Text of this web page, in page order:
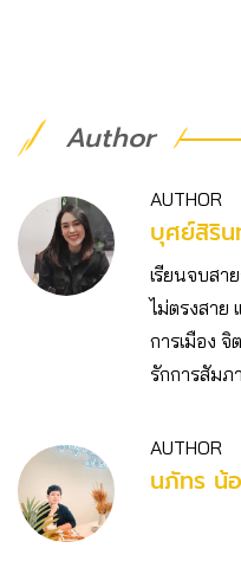
Author
AUTHOR
บุศย์สิริน
เรียนจบสา
ไม่ตรงสาย
การเมือง
รักการสัม
AUTHOR
นภัทร น้